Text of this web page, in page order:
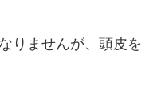
りませんが、頭皮を